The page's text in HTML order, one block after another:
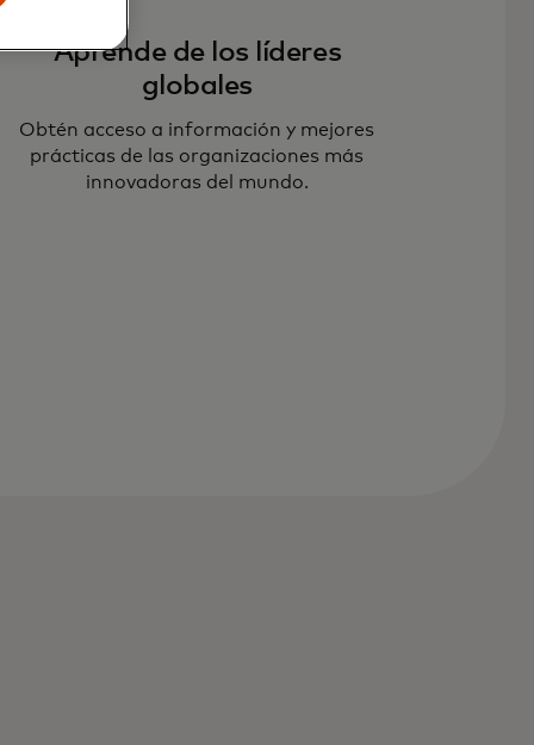
Aprende de los líderes
globales
Obtén acceso a información y mejores
prácticas de las organizaciones más
innovadoras del mundo.